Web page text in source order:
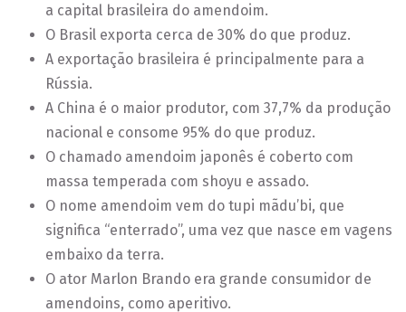
a capital brasileira do amendoim.
O Brasil exporta cerca de 30% do que produz.
A exportação brasileira é principalmente para a
Rússia.
A China é o maior produtor, com 37,7% da produção
nacional e consome 95% do que produz.
O chamado amendoim japonês é coberto com
massa temperada com shoyu e assado.
O nome amendoim vem do tupi mãdu’bi, que
significa “enterrado”, uma vez que nasce em vagens
embaixo da terra.
O ator Marlon Brando era grande consumidor de
amendoins, como aperitivo.